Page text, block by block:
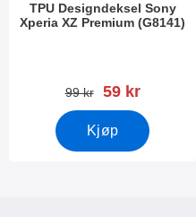
TPU Designdeksel Sony
Xperia XZ Premium (G8141)
gammel pris
99 kr ny pris
59 kr
Kjøp